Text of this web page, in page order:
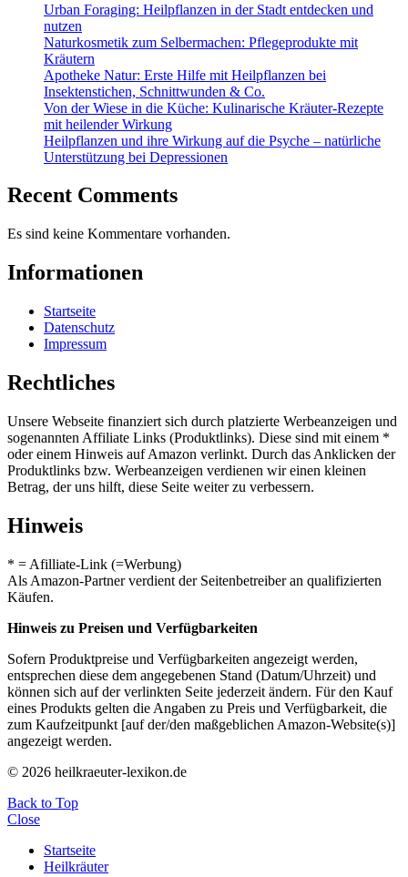
Urban Foraging: Heilpflanzen in der Stadt entdecken und
nutzen
Naturkosmetik zum Selbermachen: Pflegeprodukte mit
Kräutern
Apotheke Natur: Erste Hilfe mit Heilpflanzen bei
Insektenstichen, Schnittwunden & Co.
Von der Wiese in die Küche: Kulinarische Kräuter-Rezepte
mit heilender Wirkung
Heilpflanzen und ihre Wirkung auf die Psyche – natürliche
Unterstützung bei Depressionen
Recent Comments
Es sind keine Kommentare vorhanden.
Informationen
Startseite
Datenschutz
Impressum
Rechtliches
Unsere Webseite finanziert sich durch platzierte Werbeanzeigen und
sogenannten Affiliate Links (Produktlinks). Diese sind mit einem *
oder einem Hinweis auf Amazon verlinkt. Durch das Anklicken der
Produktlinks bzw. Werbeanzeigen verdienen wir einen kleinen
Betrag, der uns hilft, diese Seite weiter zu verbessern.
Hinweis
* = Afilliate-Link (=Werbung)
Als Amazon-Partner verdient der Seitenbetreiber an qualifizierten
Käufen.
Hinweis zu Preisen und Verfügbarkeiten
Sofern Produktpreise und Verfügbarkeiten angezeigt werden,
entsprechen diese dem angegebenen Stand (Datum/Uhrzeit) und
können sich auf der verlinkten Seite jederzeit ändern. Für den Kauf
eines Produkts gelten die Angaben zu Preis und Verfügbarkeit, die
zum Kaufzeitpunkt [auf der/den maßgeblichen Amazon-Website(s)]
angezeigt werden.
© 2026 heilkraeuter-lexikon.de
Back to Top
Close
Startseite
Heilkräuter